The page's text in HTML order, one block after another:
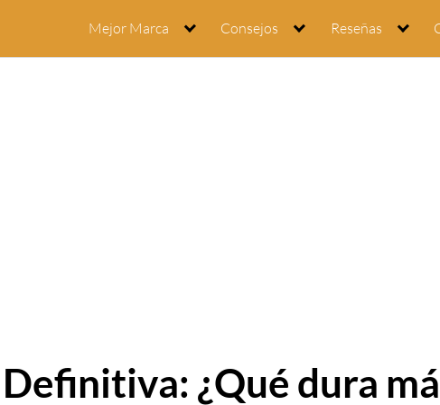
Mejor Marca Consejos Reseñas
¿Qué dura